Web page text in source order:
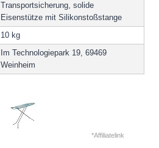
Transportsicherung, solide
Eisenstütze mit Silikonstoßstange
10 kg
Im Technologiepark 19, 69469
Weinheim
*Affiliatelink